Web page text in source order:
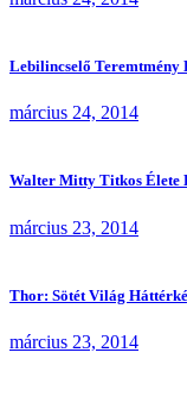
Lebilincselő Teremtmény
március 24, 2014
Walter Mitty Titkos Élete
március 23, 2014
Thor: Sötét Világ
március 23, 2014